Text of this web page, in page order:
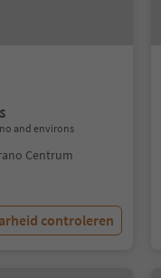
and environs
Centrum
controleren